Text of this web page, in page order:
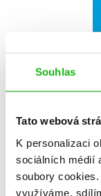
Souhlas
Tato webová
K personalizaci
sociálních médií
soubory cookies.
využíváme,